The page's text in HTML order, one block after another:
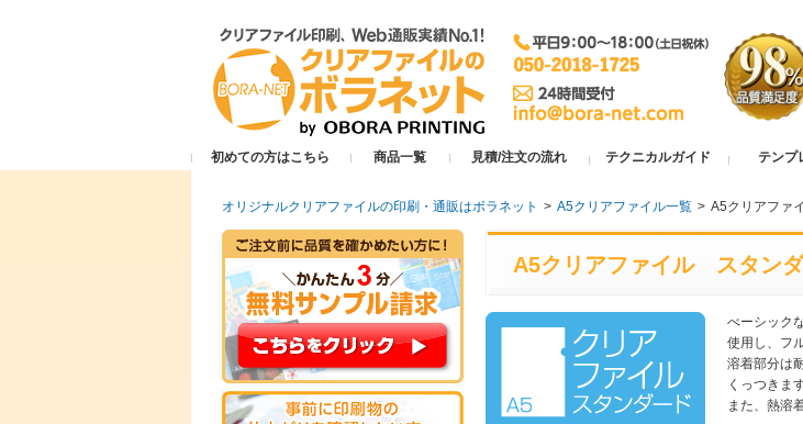
初めての方はこちら 商品一覧 見積/注文の流れ テクニカルガイド テンプ
オリジナルクリアファイルの印刷・通販はボラネット > A5クリアファイル一覧 > A5クリアファ
A5クリアファイル スタン
べーシック
使用し、フ
溶着部分は
くっつきます
また、熱溶